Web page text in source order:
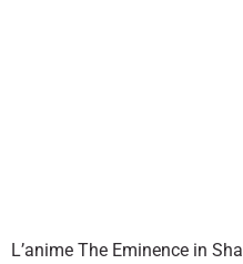
L’anime The Eminence in